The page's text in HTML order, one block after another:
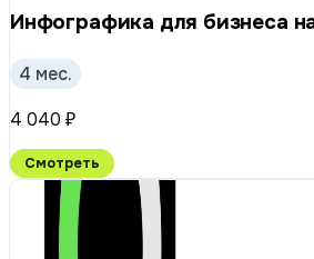
Инфографика для бизнеса
4 мес.
4 040 ₽
Смотреть